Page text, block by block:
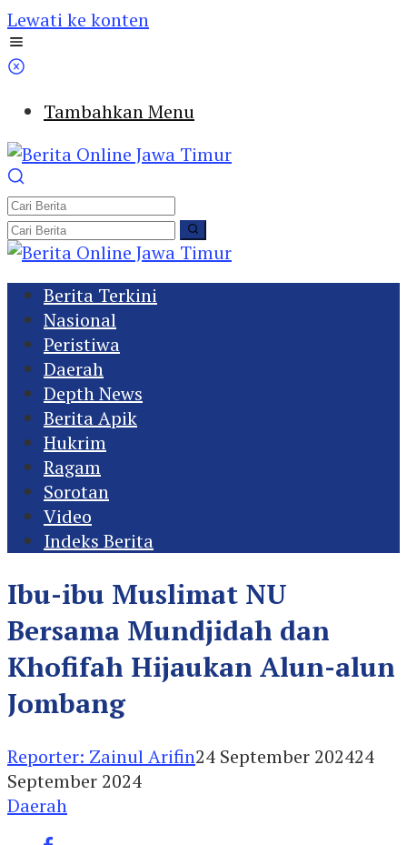
Lewati ke konten
Tambahkan Menu
Berita Terkini
Nasional
Peristiwa
Daerah
Depth News
Berita Apik
Hukrim
Ragam
Sorotan
Video
Indeks Berita
Ibu-ibu Muslimat NU
Bersama Mundjidah dan
Khofifah Hijaukan Alun-alun
Jombang
Reporter: Zainul Arifin24 September 202424
September 2024
Daerah